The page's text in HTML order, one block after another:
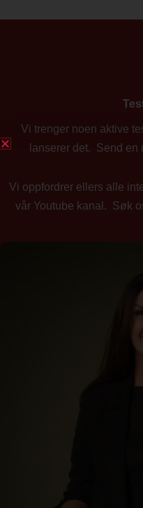
Vi trenger noen aktive
lanserer det. Send en
Vi oppfordrer ellers alle
vår Youtube kanal. Søk